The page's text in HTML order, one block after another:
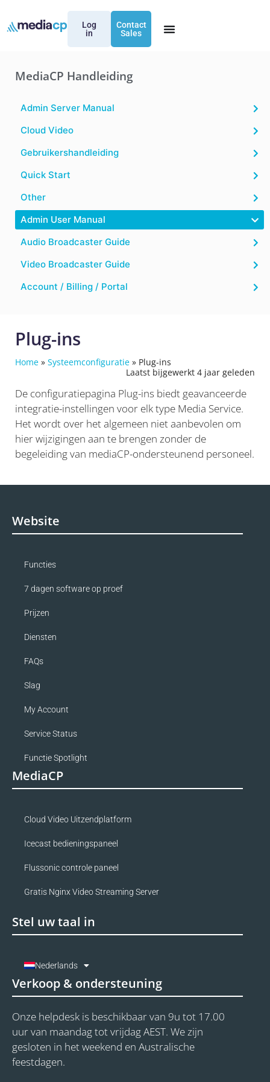
Log
in
Contact
Sales
MediaCP Handleiding
Admin Server Manual
Cloud Video
Gebruikershandleiding
Quick Start
Other
Admin User Manual
Audio Broadcaster Guide
Video Broadcaster Guide
Account / Billing / Portal
Plug-ins
Home » Systeemconfiguratie » Plug-ins
Laatst bijgewerkt 4 jaar geleden
De configuratiepagina Plug-ins biedt geavanceerde
integratie-instellingen voor elk type Media Service.
Het wordt over het algemeen niet aanbevolen om
hier wijzigingen aan te brengen zonder de
begeleiding van mediaCP-ondersteunend personeel.
Website
Functies
7 dagen software op proef
Prijzen
Diensten
FAQs
Slag
My Account
Service Status
Functie Spotlight
MediaCP
Cloud Video Uitzendplatform
Icecast bedieningspaneel
Flussonic controle paneel
Gratis Nginx Video Streaming Server
Stel uw taal in
Nederlands
Verkoop & ondersteuning
Onze helpdesk is beschikbaar van 9u tot 17.00
uur van maandag tot vrijdag AEST. We zijn
gesloten in het weekend en Australische
feestdagen.